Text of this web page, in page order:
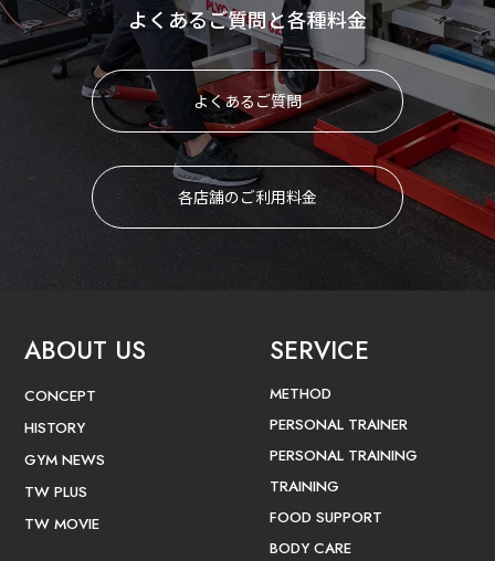
よくあるご質問と各種料金
よくあるご質問
各店舗のご利用料金
ABOUT US
CONCEPT
HISTORY
GYM NEWS
TW PLUS
TW MOVIE
SERVICE
METHOD
PERSONAL TRAINER
PERSONAL TRAINING
TRAINING
FOOD SUPPORT
BODY CARE